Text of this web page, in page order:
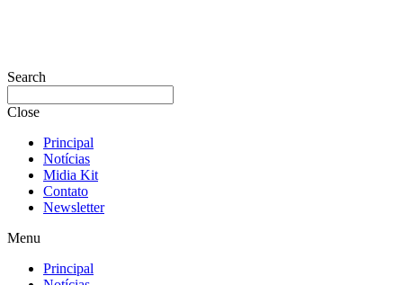
Search
Close
Principal
Notícias
Midia Kit
Contato
Newsletter
Menu
Principal